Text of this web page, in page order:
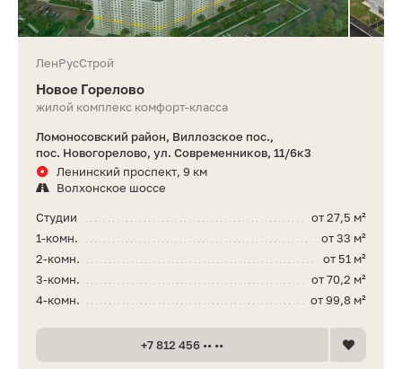
ЛенРусСтрой
Новое Горелово
жилой комплекс комфорт-класса
Ломоносовский район, Виллозское пос.,
пос. Новогорелово, ул. Современников, 11/6к3
Ленинский проспект, 9 км
Волхонское шоссе
от 27,5 м²
Студии
от 33 м²
1-комн.
от 51 м²
2-комн.
от 70,2 м²
3-комн.
от 99,8 м²
4-комн.
+7 812 456 •• ••